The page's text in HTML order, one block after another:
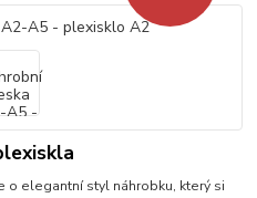
o elegantní styl náhrobku, který si